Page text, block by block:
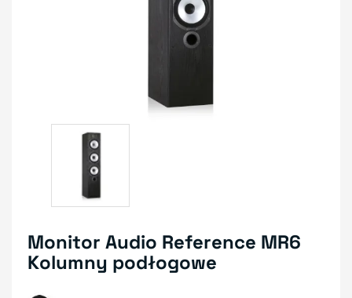
Monitor Audio Reference MR6
Kolumny podłogowe